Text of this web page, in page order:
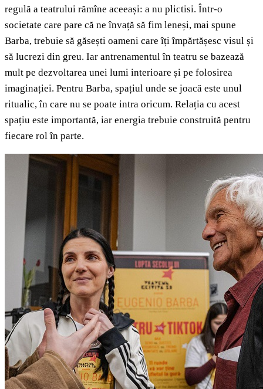
regulă a teatrului rămîne aceeași: a nu plictisi. Într-o
societate care pare că ne învață să fim leneși, mai spune
Barba, trebuie să găsești oameni care îți împărtășesc visul și
să lucrezi din greu. Iar antrenamentul în teatru se bazează
mult pe dezvoltarea unei lumi interioare și pe folosirea
imaginației. Pentru Barba, spațiul unde se joacă este unul
ritualic, în care nu se poate intra oricum. Relația cu acest
spațiu este importantă, iar energia trebuie construită pentru
fiecare rol în parte.